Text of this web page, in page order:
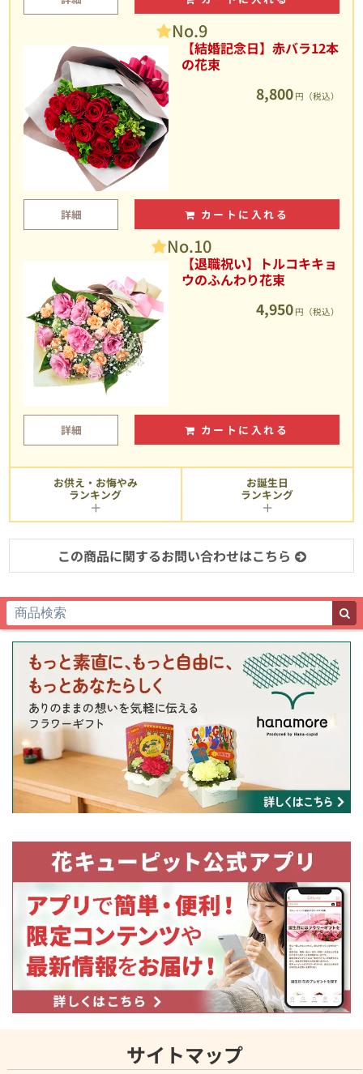
No.9
【結婚記念日】赤バラ12本
の花束
8,800 円（税込）
詳細 カートに入れる
No.10
【退職祝い】トルコキキョ
ウのふんわり花束
4,950 円（税込）
詳細 カートに入れる
お供え・お悔やみ
ランキング
お誕生日
ランキング
この商品に関するお問い合わせはこちら
サイトマップ